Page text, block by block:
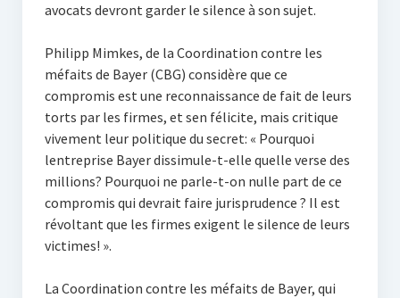
avocats devront garder le silence à son sujet.
Philipp Mimkes, de la Coordination contre les
méfaits de Bayer (CBG) considère que ce
compromis est une reconnaissance de fait de leurs
torts par les firmes, et sen félicite, mais critique
vivement leur politique du secret: « Pourquoi
lentreprise Bayer dissimule-t-elle quelle verse des
millions? Pourquoi ne parle-t-on nulle part de ce
compromis qui devrait faire jurisprudence ? Il est
révoltant que les firmes exigent le silence de leurs
victimes! ».
La Coordination contre les méfaits de Bayer, qui